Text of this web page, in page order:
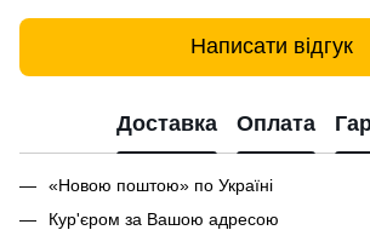
Написати відгук
Доставка Оплата
«Новою поштою» по Україні
Кур'єром за Вашою адресою